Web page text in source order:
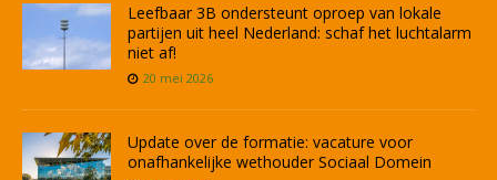
Leefbaar 3B ondersteunt oproep van lokale
partijen uit heel Nederland: schaf het luchtalarm
niet af!
20 mei 2026
Update over de formatie: vacature voor
onafhankelijke wethouder Sociaal Domein